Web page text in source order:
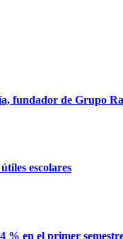
fundador de Grupo
escolares
% en el primer